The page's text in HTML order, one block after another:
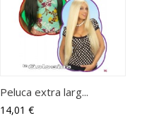
Peluca extra larg...
14,01 €